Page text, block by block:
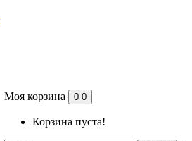
Моя корзина 0 0
Корзина пуста!